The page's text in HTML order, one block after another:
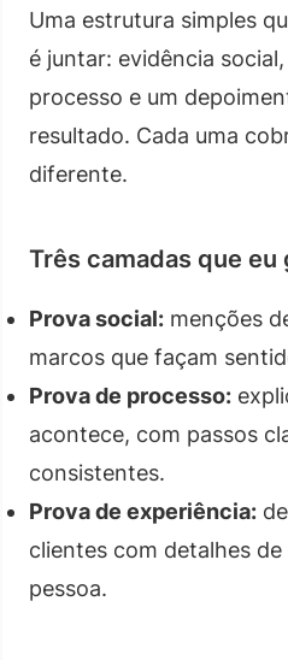
Uma estrutura simples
é juntar: evidência
processo e um
resultado. Cada uma
diferente.
Três camadas que
Prova social: menções
marcos que façam
Prova de processo:
acontece, com passos
consistentes.
Prova de experiência:
clientes com detalhes
pessoa.